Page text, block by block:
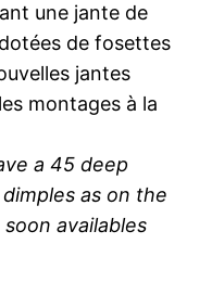
une jante de
de fosettes
jantes
montages à la
a 45 deep
as on the
availables